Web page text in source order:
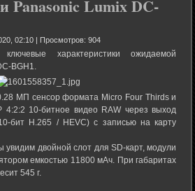
Panasonic Lumix DC-
02:10 | Просмотров: 904
характеристики ожидаемой
BGH1.
МП сенсор формата Micro Four Thirds и
4:2:2 10-битное видео RAW через выход
двойной слот для SD-карт, модули
емкостью 11800 мАч. При габаритах
545 г.